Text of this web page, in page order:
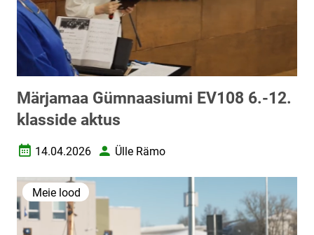
Märjamaa Gümnaasiumi EV108 6.-12.
klasside aktus
Loomise kuupäev
14.04.2026 AutorÜlle Rämo
Meie lood